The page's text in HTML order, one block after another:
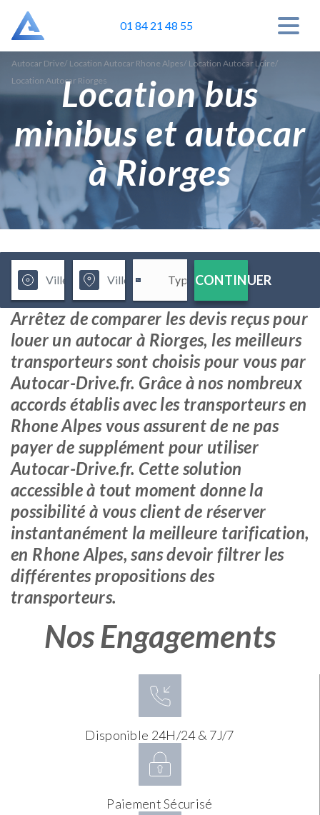
01 84 21 48 55
Autocar Drive/ Location Autocar Rhone Alpes/ Location Autocar Loire/
Location Autocar RiorgesLocation bus
minibus et autocar
à Riorges
CONTINUER
Arrêtez de comparer les devis reçus pour
louer un autocar à Riorges, les meilleurs
transporteurs sont choisis pour vous par
Autocar-Drive.fr. Grâce à nos nombreux
accords établis avec les transporteurs en
Rhone Alpes vous assurent de ne pas
payer de supplément pour utiliser
Autocar-Drive.fr. Cette solution
accessible à tout moment donne la
possibilité à vous client de réserver
instantanément la meilleure tarification,
en Rhone Alpes, sans devoir filtrer les
différentes propositions des
transporteurs.
Nos Engagements
Disponible 24H/24 & 7J/7
Paiement Sécurisé